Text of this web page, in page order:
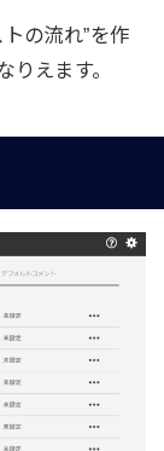
の流れ”を作
りえます。